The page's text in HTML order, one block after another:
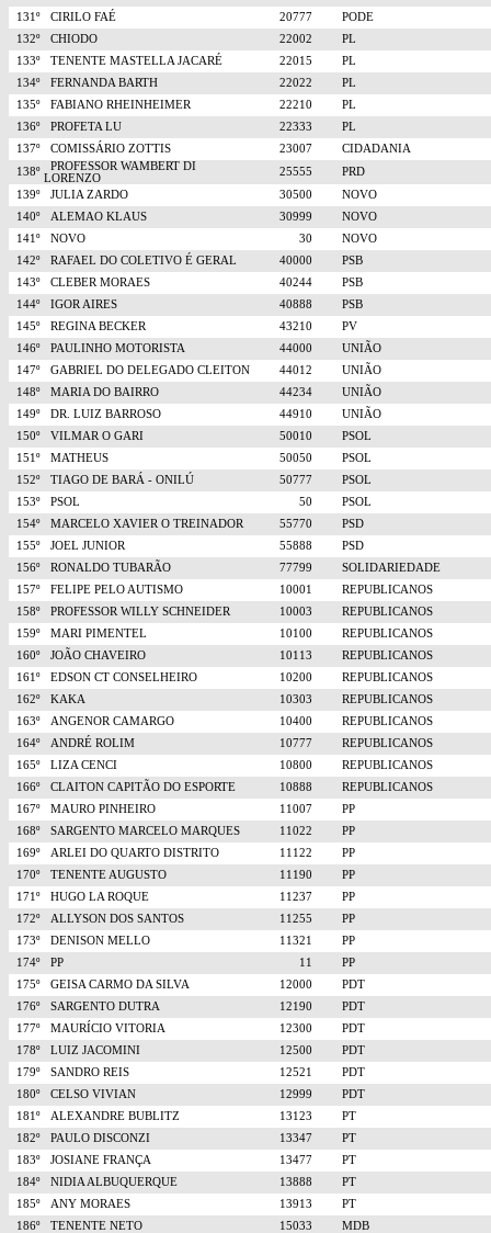
131º
CIRILO FAÉ 20777
PODE
132º
CHIODO 22002
PL
133º
TENENTE MASTELLA JACARÉ 22015
PL
134º
FERNANDA BARTH 22022
PL
135º
FABIANO RHEINHEIMER 22210
PL
136º
PROFETA LU 22333
PL
137º
COMISSÁRIO ZOTTIS 23007
CIDADANIA
138º
PROFESSOR WAMBERT DI
LORENZO
25555
PRD
139º
JULIA ZARDO 30500
NOVO
140º
ALEMAO KLAUS 30999
NOVO
141º
NOVO 30
NOVO
142º
RAFAEL DO COLETIVO É GERAL 40000
PSB
143º
CLEBER MORAES 40244
PSB
144º
IGOR AIRES 40888
PSB
145º
REGINA BECKER 43210
PV
146º
PAULINHO MOTORISTA 44000
UNIÃO
147º
GABRIEL DO DELEGADO CLEITON 44012
UNIÃO
148º
MARIA DO BAIRRO 44234
UNIÃO
149º
DR. LUIZ BARROSO 44910
UNIÃO
150º
VILMAR O GARI 50010
PSOL
151º
MATHEUS 50050
PSOL
152º
TIAGO DE BARÁ - ONILÚ 50777
PSOL
153º
PSOL 50
PSOL
154º
MARCELO XAVIER O TREINADOR 55770
PSD
155º
JOEL JUNIOR 55888
PSD
156º
RONALDO TUBARÃO 77799
SOLIDARIEDADE
157º
FELIPE PELO AUTISMO 10001
REPUBLICANOS
158º
PROFESSOR WILLY SCHNEIDER 10003
REPUBLICANOS
159º
MARI PIMENTEL 10100
REPUBLICANOS
160º
JOÃO CHAVEIRO 10113
REPUBLICANOS
161º
EDSON CT CONSELHEIRO 10200
REPUBLICANOS
162º
KAKA 10303
REPUBLICANOS
163º
ANGENOR CAMARGO 10400
REPUBLICANOS
164º
ANDRÉ ROLIM 10777
REPUBLICANOS
165º
LIZA CENCI 10800
REPUBLICANOS
166º
CLAITON CAPITÃO DO ESPORTE 10888
REPUBLICANOS
167º
MAURO PINHEIRO 11007
PP
168º
SARGENTO MARCELO MARQUES 11022
PP
169º
ARLEI DO QUARTO DISTRITO 11122
PP
170º
TENENTE AUGUSTO 11190
PP
171º
HUGO LA ROQUE 11237
PP
172º
ALLYSON DOS SANTOS 11255
PP
173º
DENISON MELLO 11321
PP
174º
PP 11
PP
175º
GEISA CARMO DA SILVA 12000
PDT
176º
SARGENTO DUTRA 12190
PDT
177º
MAURÍCIO VITORIA 12300
PDT
178º
LUIZ JACOMINI 12500
PDT
179º
SANDRO REIS 12521
PDT
180º
CELSO VIVIAN 12999
PDT
181º
ALEXANDRE BUBLITZ 13123
PT
182º
PAULO DISCONZI 13347
PT
183º
JOSIANE FRANÇA 13477
PT
184º
NIDIA ALBUQUERQUE 13888
PT
185º
ANY MORAES 13913
PT
186º
TENENTE NETO 15033
MDB